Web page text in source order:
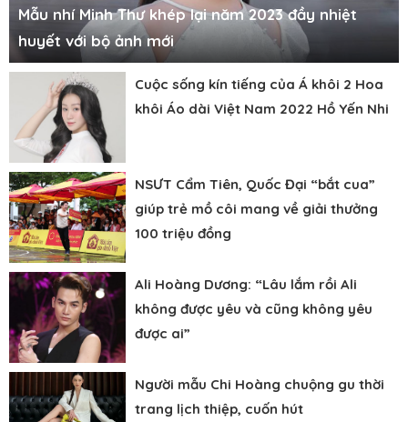
Mẫu nhí Minh Thư khép lại năm 2023 đầy nhiệt
huyết với bộ ảnh mới
Cuộc sống kín tiếng của Á khôi 2 Hoa
khôi Áo dài Việt Nam 2022 Hồ Yến Nhi
NSƯT Cẩm Tiên, Quốc Đại “bắt cua”
giúp trẻ mồ côi mang về giải thưởng
100 triệu đồng
Ali Hoàng Dương: “Lâu lắm rồi Ali
không được yêu và cũng không yêu
được ai”
Người mẫu Chi Hoàng chuộng gu thời
trang lịch thiệp, cuốn hút